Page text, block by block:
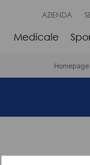
AZIENDA
Medicale
Homepage